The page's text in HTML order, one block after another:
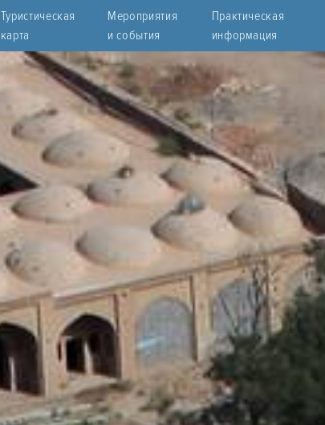
Туристическая
карта
Мероприятия
и события
Практическая
информация